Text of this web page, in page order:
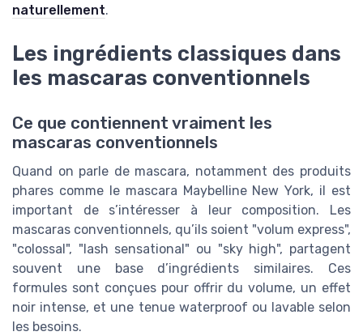
naturellement.
Les ingrédients classiques dans
les mascaras conventionnels
Ce que contiennent vraiment les
mascaras conventionnels
Quand on parle de mascara, notamment des produits
phares comme le mascara Maybelline New York, il est
important de s’intéresser à leur composition. Les
mascaras conventionnels, qu’ils soient "volum express",
"colossal", "lash sensational" ou "sky high", partagent
souvent une base d’ingrédients similaires. Ces
formules sont conçues pour offrir du volume, un effet
noir intense, et une tenue waterproof ou lavable selon
les besoins.